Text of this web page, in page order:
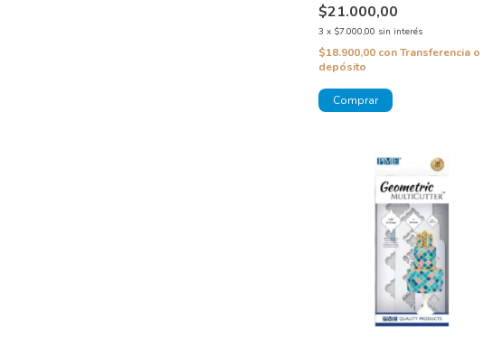
$21.000,00
3 x $7.000,00 sin interés
$18.900,00 con Transferencia o
depósito